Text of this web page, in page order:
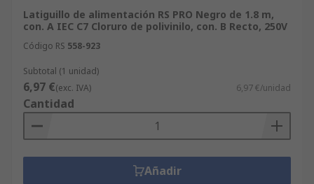
Latiguillo de alimentación RS PRO Negro de 1.8 m,
con. A IEC C7 Cloruro de polivinilo, con. B Recto, 250V
Código RS 558-923
Subtotal (1 unidad)
6,97 €(exc. IVA) 6,97 €/unidad
Cantidad
Añadir